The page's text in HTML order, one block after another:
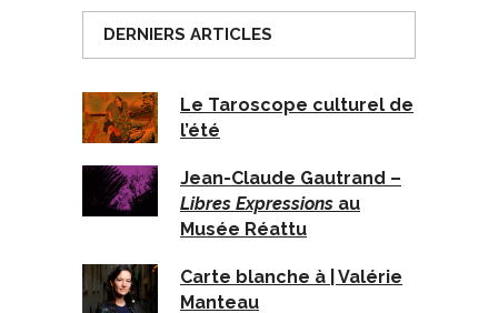
DERNIERS ARTICLES
Le Taroscope culturel de
l’été
Jean-Claude Gautrand –
Libres Expressions au
Musée Réattu
Carte blanche à | Valérie
Manteau